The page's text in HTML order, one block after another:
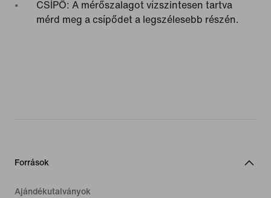
CSÍPŐ: A mérőszalagot vízszintesen tartva
mérd meg a csípődet a legszélesebb részén.
Források
Ajándékutalványok